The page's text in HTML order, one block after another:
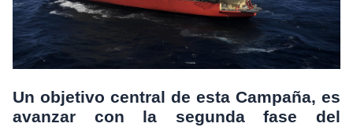
Un objetivo central de esta Campaña, es
avanzar con la segunda fase del